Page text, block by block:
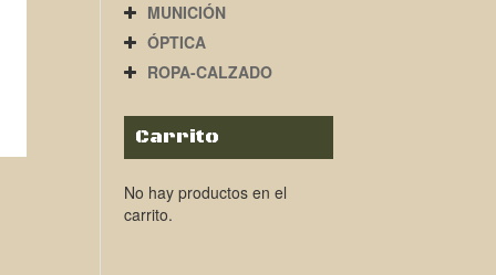
MUNICIÓN
ÓPTICA
ROPA-CALZADO
Carrito
No hay productos en el
carrito.